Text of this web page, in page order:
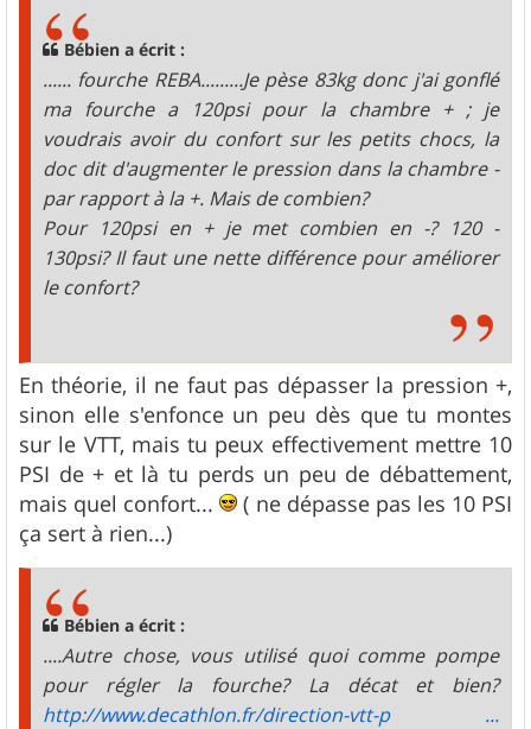
Bébien a écrit :
...... fourche REBA.........Je pèse 83kg donc j'ai gonflé
ma fourche a 120psi pour la chambre + ; je
voudrais avoir du confort sur les petits chocs, la
doc dit d'augmenter le pression dans la chambre -
par rapport à la +. Mais de combien?
Pour 120psi en + je met combien en -? 120 -
130psi? Il faut une nette différence pour améliorer
le confort?
En théorie, il ne faut pas dépasser la pression +,
sinon elle s'enfonce un peu dès que tu montes
sur le VTT, mais tu peux effectivement mettre 10
PSI de + et là tu perds un peu de débattement,
mais quel confort...
( ne dépasse pas les 10 PSI
ça sert à rien...)
Bébien a écrit :
....Autre chose, vous utilisé quoi comme pompe
pour régler la fourche? La décat et bien?
http://www.decathlon.fr/direction-vtt-p ...